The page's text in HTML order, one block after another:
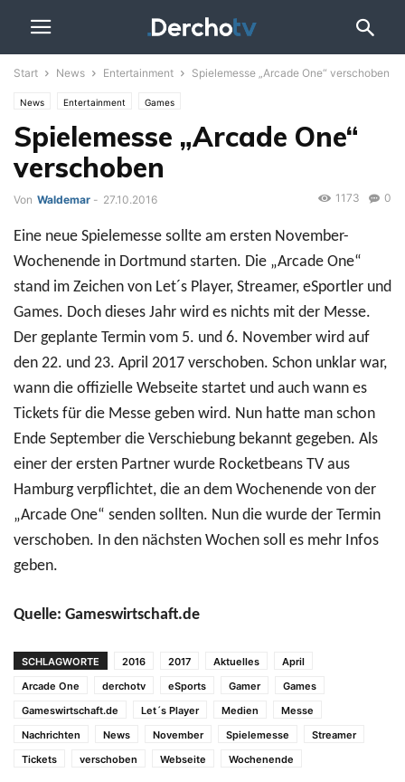
Start News Entertainment Spielemesse „Arcade One“ verschoben
News Entertainment Games
Spielemesse „Arcade One“
verschoben
Von Waldemar - 27.10.2016 0
1173
Eine neue Spielemesse sollte am ersten November-
Wochenende in Dortmund starten. Die „Arcade One“
stand im Zeichen von Let´s Player, Streamer, eSportler und
Games. Doch dieses Jahr wird es nichts mit der Messe.
Der geplante Termin vom 5. und 6. November wird auf
den 22. und 23. April 2017 verschoben. Schon unklar war,
wann die offizielle Webseite startet und auch wann es
Tickets für die Messe geben wird. Nun hatte man schon
Ende September die Verschiebung bekannt gegeben. Als
einer der ersten Partner wurde Rocketbeans TV aus
Hamburg verpflichtet, die an dem Wochenende von der
„Arcade One“ senden sollten. Nun die wurde der Termin
verschoben. In den nächsten Wochen soll es mehr Infos
geben.
Quelle: Gameswirtschaft.de
SCHLAGWORTE 2016 2017 Aktuelles
April
Arcade One
derchotv eSports Gamer
Games
Gameswirtschaft.de
Let´s Player Medien
Messe
Nachrichten
News November Spielemesse
Streamer
Tickets
verschoben Webseite Wochenende